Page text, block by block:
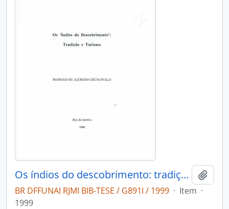
Os índios do descobrimento: tradição e turismo
BR DFFUNAI RJMI BIB-TESE / G891I / 1999 · Item ·
1999